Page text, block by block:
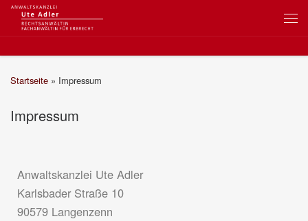
Startseite » Impressum
Impressum
Anwaltskanzlei Ute Adler
Karlsbader Straße 10
90579 Langenzenn